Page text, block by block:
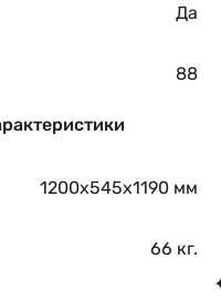
Да
88
1200x545x1190 мм
66 кг.